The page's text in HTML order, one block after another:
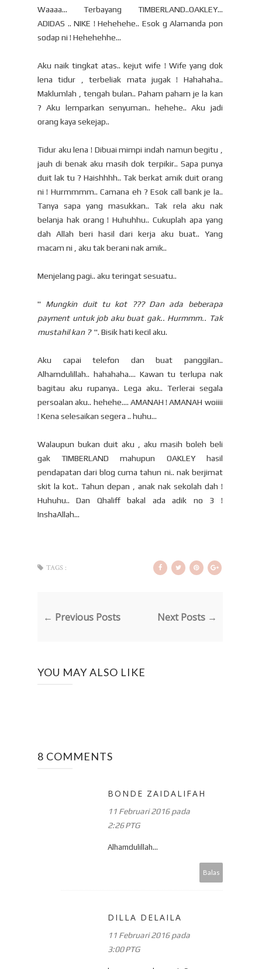
Waaaa... Terbayang TIMBERLAND..OAKLEY...
ADIDAS .. NIKE ! Hehehehe.. Esok g Alamanda pon
sodap ni ! Hehehehhe...
Aku naik tingkat atas.. kejut wife ! Wife yang dok
lena tidur , terbeliak mata jugak ! Hahahaha..
Maklumlah , tengah bulan.. Paham paham je la kan
? Aku lemparkan senyuman.. hehehe.. Aku jadi
orang kaya sekejap..
Tidur aku lena ! Dibuai mimpi indah namun begitu ,
jauh di benak aku masih dok terpikir.. Sapa punya
duit lak tu ? Haishhhh.. Tak berkat amik duit orang
ni ! Hurmmmm.. Camana eh ? Esok call bank je la..
Tanya sapa yang masukkan.. Tak rela aku nak
belanja hak orang ! Huhuhhu.. Cukuplah apa yang
dah Allah beri hasil dari kerja aku buat.. Yang
macam ni , aku tak berani nak amik..
Menjelang pagi.. aku teringat sesuatu..
" Mungkin duit tu kot ??? Dan ada beberapa
payment untuk job aku buat gak.. Hurmmm.. Tak
mustahil kan ?". Bisik hati kecil aku.
Aku capai telefon dan buat panggilan..
Alhamdulillah.. hahahaha.... Kawan tu terlupa nak
bagitau aku rupanya.. Lega aku.. Terlerai segala
persoalan aku.. hehehe.... AMANAH ! AMANAH woiiii
! Kena selesaikan segera .. huhu...
Walaupun bukan duit aku , aku masih boleh beli
gak TIMBERLAND mahupun OAKLEY hasil
pendapatan dari blog cuma tahun ni.. nak berjimat
skit la kot.. Tahun depan , anak nak sekolah dah !
Huhuhu.. Dan Qhaliff bakal ada adik no 3 !
InshaAllah...
TAGS :
← Previous Posts Next Posts →
YOU MAY ALSO LIKE
8 COMMENTS
BONDE ZAIDALIFAH
11 Februari 2016 pada
2:26 PTG
Alhamdulillah...
Balas
DILLA DELAILA
11 Februari 2016 pada
3:00 PTG